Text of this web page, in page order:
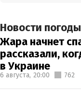
Новости
Жара начнет
рассказали,
в Украине
6 августа, 20:00 762